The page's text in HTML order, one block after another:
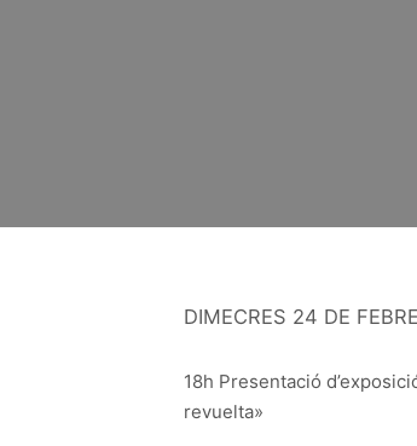
DIMECRES 24 DE
18h Presentació
revuelta»